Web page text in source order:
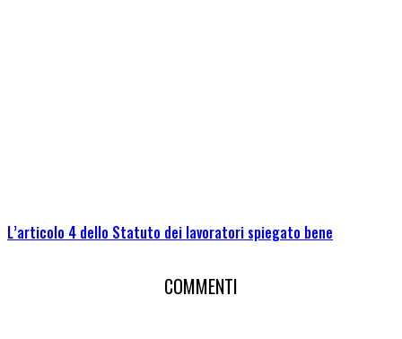
L’articolo 4 dello Statuto dei lavoratori spiegato bene
COMMENTI